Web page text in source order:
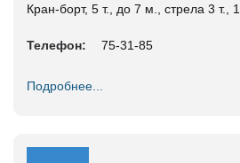
Кран-борт, 5 т., до 7 м., стрела 3 т.,
Телефон: 75-31-85
Подробнее...